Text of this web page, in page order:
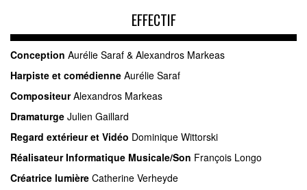
EFFECTIF
Conception Aurélie Saraf & Alexandros Markeas
Harpiste et comédienne Aurélie Saraf
CompositeurAlexandros Markeas
Dramaturge Julien Gaillard
Regard extérieur et Vidéo Dominique Wittorski
Réalisateur Informatique Musicale/Son François Longo
Créatrice lumière Catherine Verheyde